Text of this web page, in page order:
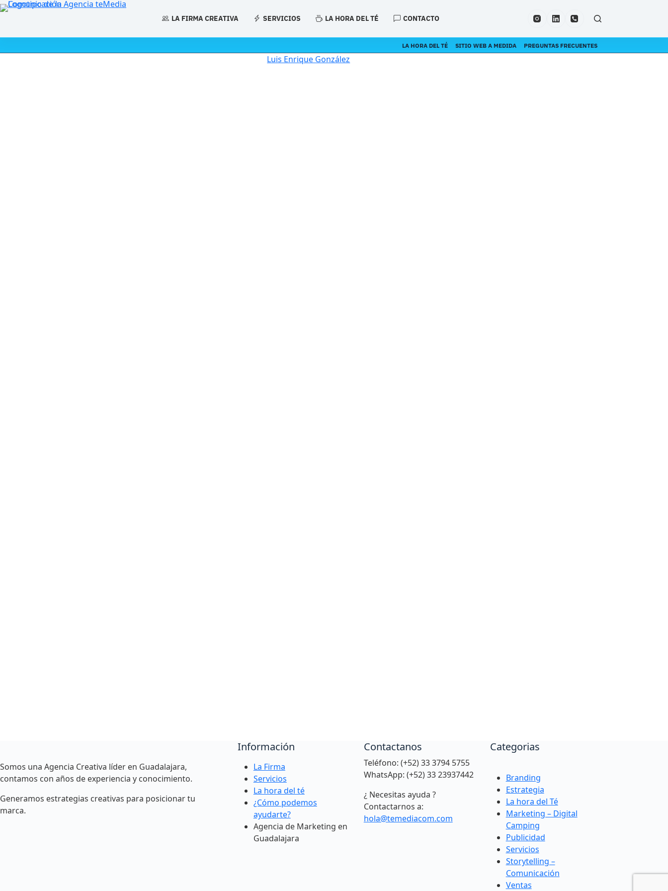
Saltar
LA FIRMA CREATIVA SERVICIOS LA HORA DEL TÉ CONTACTO
LA HORA DEL TÉ SITIO WEB A MEDIDA PREGUNTAS FRECUENTES
Luis Enrique González
Somos una Agencia Creativa líder en Guadalajara,
contamos con años de experiencia y conocimiento.
Generamos estrategias creativas para posicionar tu
marca.
Información
La Firma
Servicios
La hora del té
¿Cómo podemos
ayudarte?
Agencia de Marketing en
Guadalajara
Contactanos
Teléfono: (+52) 33 3794 5755
WhatsApp: (+52) 33 23937442
¿ Necesitas ayuda ?
Contactarnos a:
hola@temediacom.com
Categorias
Branding
Estrategia
La hora del Té
Marketing – Digital
Camping
Publicidad
Servicios
Storytelling –
Comunicación
Ventas